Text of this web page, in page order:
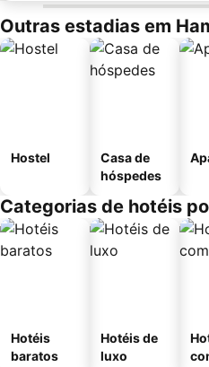
Outras estadias em
Hostel
Casa de
hóspedes
Categorias de hotéis
Hotéis
baratos
Hotéis de
luxo